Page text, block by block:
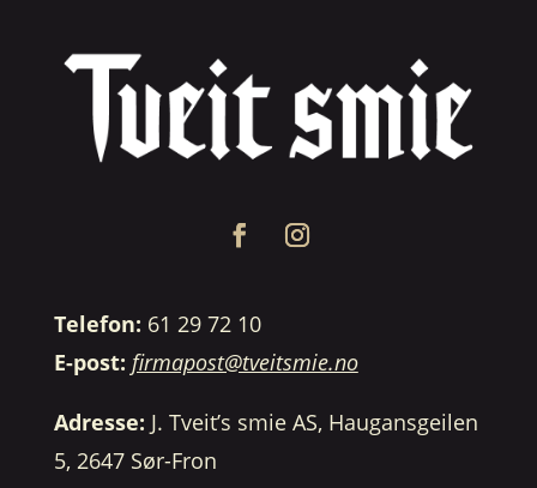
Telefon: 61 29 72 10
E-post: firmapost@tveitsmie.no
Adresse: J. Tveit’s smie AS, Haugansgeilen
5, 2647 Sør-Fron